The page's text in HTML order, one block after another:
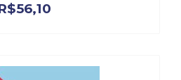
56,10